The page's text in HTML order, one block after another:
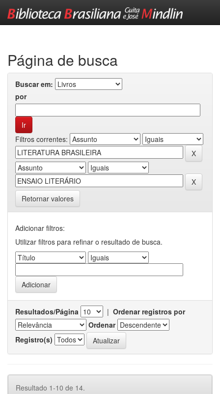
Página de busca
Buscar em:
por
Filtros correntes:
Retornar valores
Adicionar filtros:
Utilizar filtros para refinar o resultado de busca.
Resultados/Página | Ordenar registros por
Ordenar
Registro(s)
Resultado 1-10 de 14.